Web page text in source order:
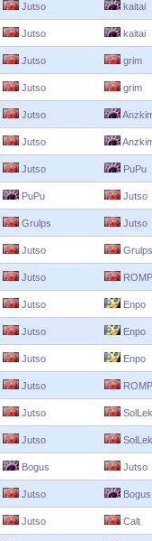
Jutso kaitai
Jutso kaitai
Jutso grim
Jutso grim
Jutso
Jutso
Jutso PuPu
PuPu Jutso
Grulps Jutso
Jutso Grulps
Jutso
Jutso Enpo
Jutso Enpo
Jutso Enpo
Jutso
Jutso
Jutso
Bogus Jutso
Jutso Bogus
Jutso Calt